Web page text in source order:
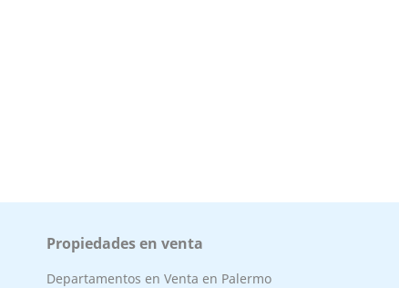
Propiedades en venta
Departamentos en Venta en Palermo